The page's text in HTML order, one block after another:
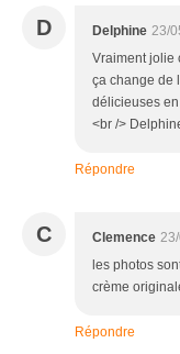
D Delphine 23/
Vraiment jolie
ça change de
délicieuses
<br />
Répondre
C Clemence
les photos
crème
Répondre